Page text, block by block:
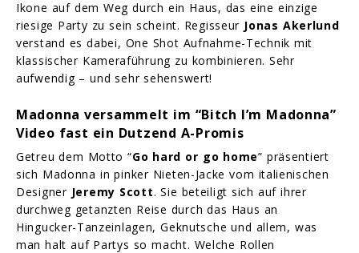
Ikone auf dem Weg durch ein Haus, das eine einzige
riesige Party zu sein scheint. Regisseur Jonas Akerlund
verstand es dabei, One Shot Aufnahme-Technik mit
klassischer Kameraführung zu kombinieren. Sehr
aufwendig – und sehr sehenswert!
Madonna versammelt im “Bitch I’m Madonna”
Video fast ein Dutzend A-Promis
Getreu dem Motto “Go hard or go home” präsentiert
sich Madonna in pinker Nieten-Jacke vom italienischen
Designer Jeremy Scott. Sie beteiligt sich auf ihrer
durchweg getanzten Reise durch das Haus an
Hingucker-Tanzeinlagen, Geknutsche und allem, was
man halt auf Partys so macht. Welche Rollen